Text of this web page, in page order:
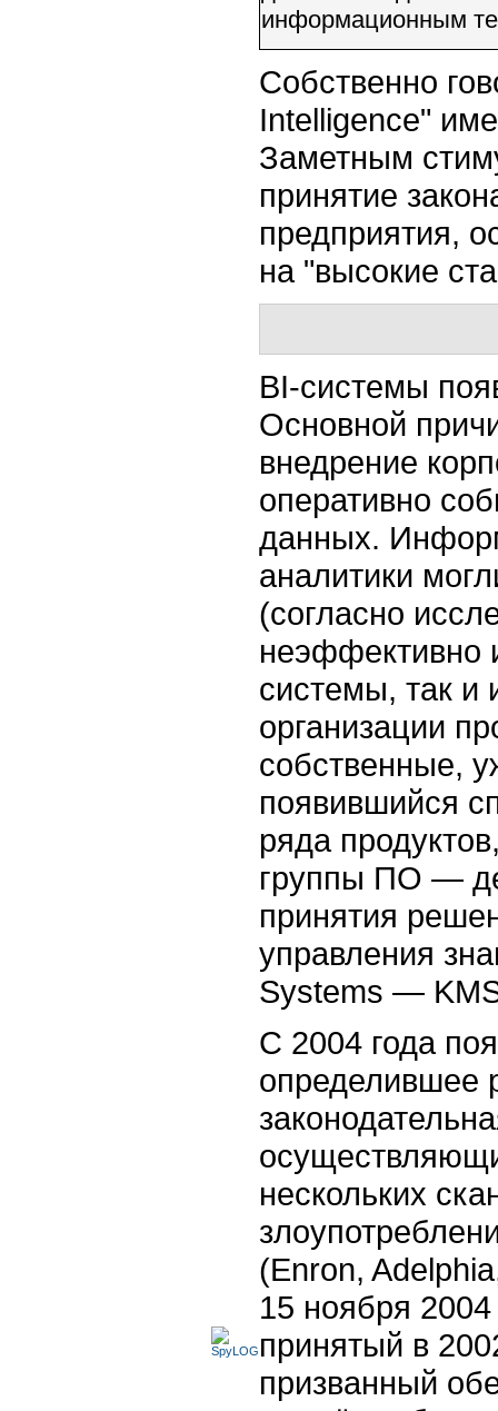
информационным
Собственно
Intelligence"
Заметным
принятие
предприятия,
на "высокие
BI-системы
Основной
внедрение
оперативно
данных.
аналитики
(согласно
неэффективно
системы, так
организации
собственные,
появившийся
ряда
группы ПО —
принятия
управления
Systems —
С 2004 года
определившее
нескольких
(Enron,
15 ноября
принятый в
призванный